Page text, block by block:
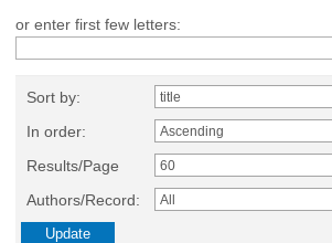
or enter first few letters:
Sort by:
In order:
Results/Page
Authors/Record: